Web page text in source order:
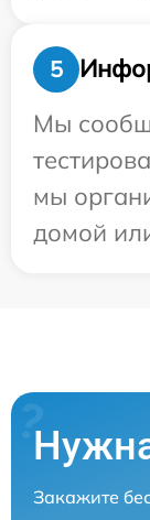
5
Мы
мы
домой
Закажите